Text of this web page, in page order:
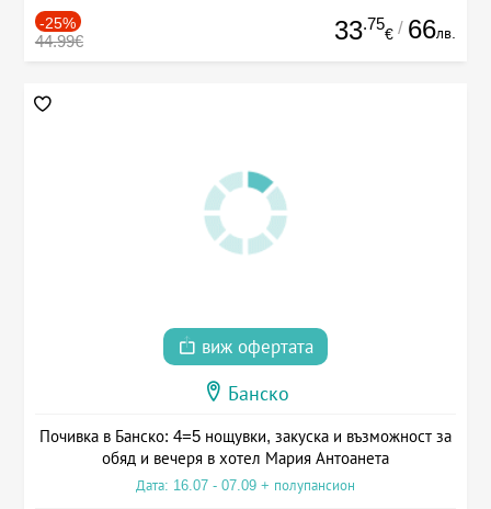
-25%
44.99€ 33.75
€ / 66лв.
виж офертата
Банско
Почивка в Банско: 4=5 нощувки, закуска и възможност за
обяд и вечеря в хотел Мария Антоанета
Дата: 16.07 - 07.09 + полупансион